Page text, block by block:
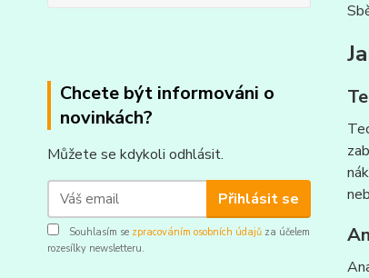
Chcete být informováni o
novinkách?
Můžete se kdykoli odhlásit.
Přihlásit se
Souhlasím se zpracováním osobních údajů za účelem
rozesílky newsletteru.